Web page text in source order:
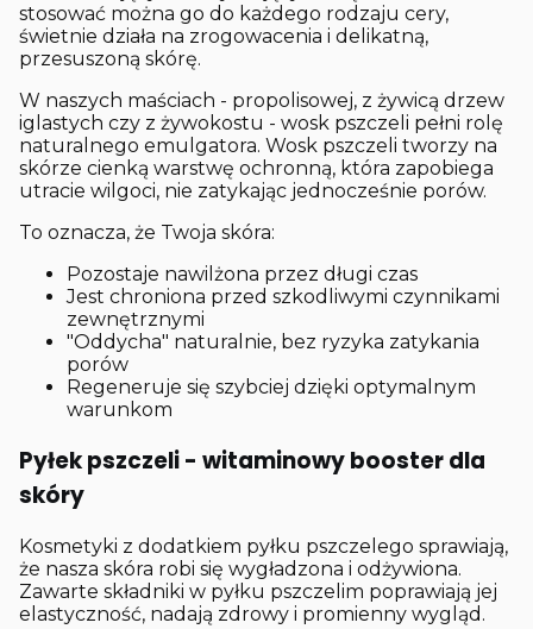
stosować można go do każdego rodzaju cery,
świetnie działa na zrogowacenia i delikatną,
przesuszoną skórę.
W naszych maściach - propolisowej, z żywicą drzew
iglastych czy z żywokostu - wosk pszczeli pełni rolę
naturalnego emulgatora. Wosk pszczeli tworzy na
skórze cienką warstwę ochronną, która zapobiega
utracie wilgoci, nie zatykając jednocześnie porów.
To oznacza, że Twoja skóra:
Pozostaje nawilżona przez długi czas
Jest chroniona przed szkodliwymi czynnikami
zewnętrznymi
"Oddycha" naturalnie, bez ryzyka zatykania
porów
Regeneruje się szybciej dzięki optymalnym
warunkom
Pyłek pszczeli - witaminowy booster dla
skóry
Kosmetyki z dodatkiem pyłku pszczelego sprawiają,
że nasza skóra robi się wygładzona i odżywiona.
Zawarte składniki w pyłku pszczelim poprawiają jej
elastyczność, nadają zdrowy i promienny wygląd.